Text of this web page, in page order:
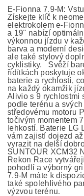
E-Fionna 7.9-M:
Získejte klíč k
elektrokolem e-
a 19" nabízí
výkonnou jízdu v
barva a moderní
ale také stylový
cyklistiky. Svěží
řídítkách poskytuje
baterie a rychlosti,
na každý okamžik
Alivio s 9 rychlostmi
podle terénu a
středovému motoru
točivým momentem
lehkostí. Baterie LG
vám zajistí dojezd
vyrazit na delší
SUNTOUR XCM32
Rekon Race
pohodlí a výborný
7.9-M máte k
také spolehlivého
výzvou terénu.